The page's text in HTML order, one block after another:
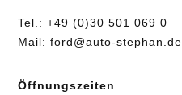
Tel.:+49 (0)30 501 069 0
Mail:ford@auto-stephan.de
Öffnungszeiten